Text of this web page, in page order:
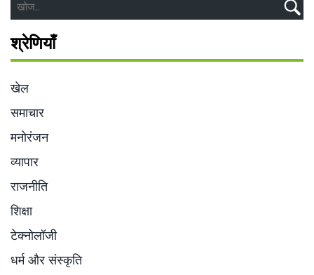
श्रेणियाँ
खेल
समाचार
मनोरंजन
व्यापार
राजनीति
शिक्षा
टेक्नोलॉजी
धर्म और संस्कृति